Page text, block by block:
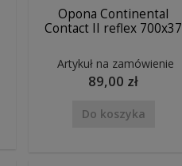
Opona Continental
Contact II reflex 700x37
Artykuł na zamówienie
89,00 zł
Do koszyka